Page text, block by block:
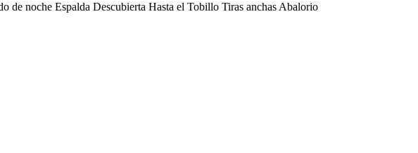
de noche Espalda Descubierta Hasta el Tobillo Tiras anchas Abalorio